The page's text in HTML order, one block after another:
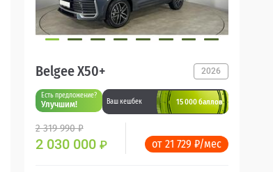
Belgee X50+ 2026
Есть предложение?
Улучшим! Ваш кешбек 15 000 баллов
2 319 990 ₽
2 030 000 ₽ от 21 729 ₽/мес